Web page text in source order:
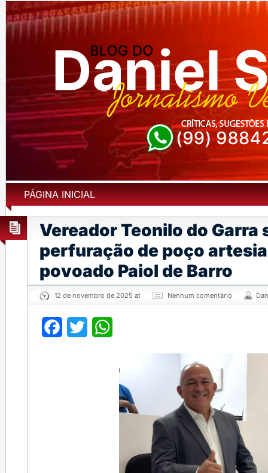
PÁGINA INICIAL
Vereador Teonilo do Garra
perfuração de poço
povoado Paiol de Barro
12 de novembro de 2025 at Nenhum comentário
Facebook
Twitter